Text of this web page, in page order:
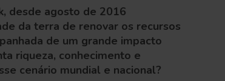
desde agosto de 2016
da terra de renovar os recursos
de um grande impacto
riqueza, conhecimento e
cenário mundial e nacional?